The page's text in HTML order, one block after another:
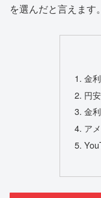
を選んだと言えます。
金
円
金
ア